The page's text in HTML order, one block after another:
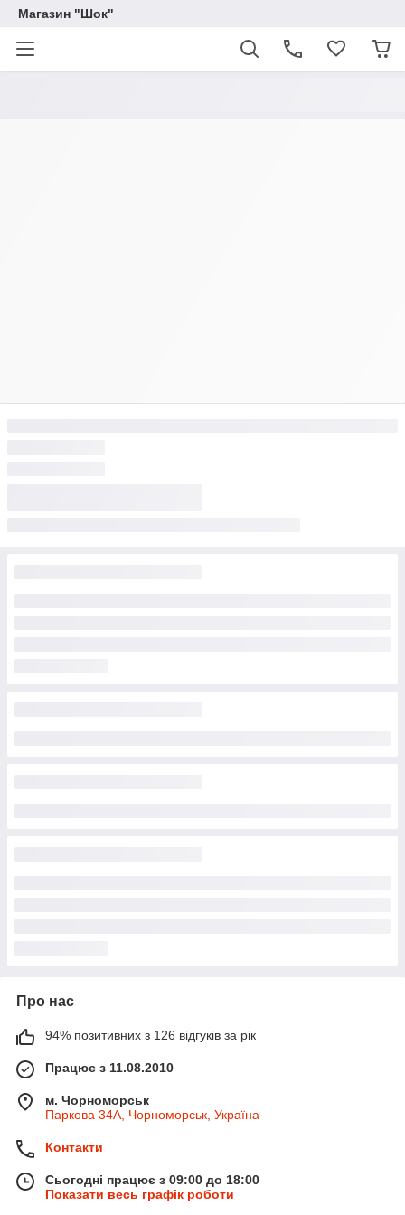
Магазин "Шок"
Про нас
94% позитивних з 126 відгуків за рік
Працює з 11.08.2010
м. Чорноморськ
Паркова 34А, Чорноморськ, Україна
Контакти
Сьогодні працює з 09:00 до 18:00
Показати весь графік роботи